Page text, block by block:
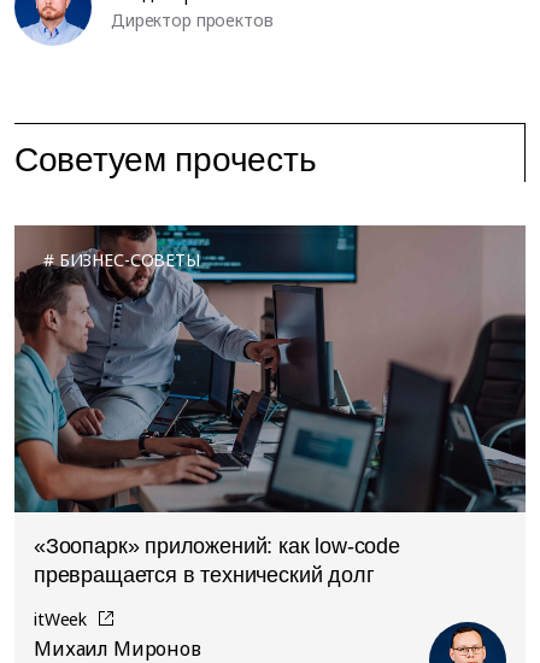
Директор проектов
Советуем прочесть
БИЗНЕС-СОВЕТЫ
«Зоопарк» приложений: как low-code
превращается в технический долг
itWeek
Михаил Миронов